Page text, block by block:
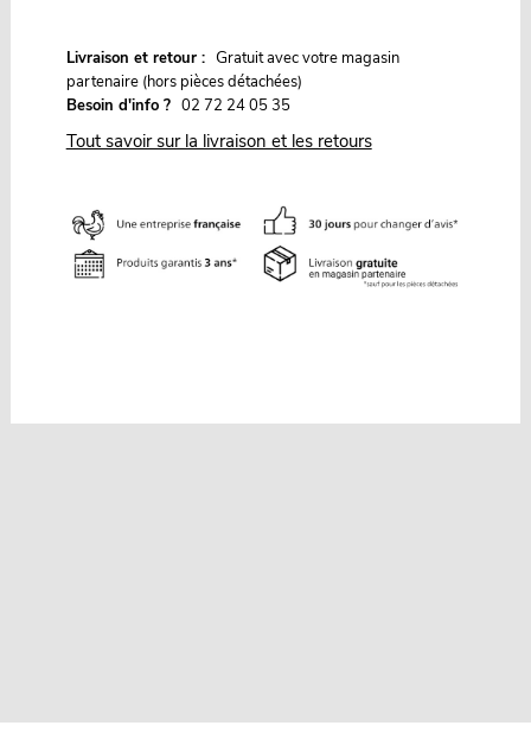
Livraison et retour : Gratuit avec votre magasin
partenaire (hors pièces détachées)
Besoin d'info ? 02 72 24 05 35
Tout savoir sur la livraison et les retours